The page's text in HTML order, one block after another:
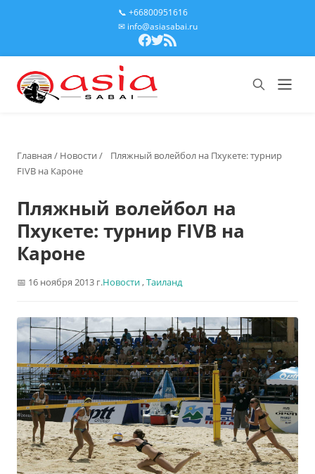
📞 +66800951616
✉ info@asiasabai.ru
Главная / Новости /
Пляжный волейбол на Пхукете: турнир
FIVB на Кароне
Пляжный волейбол на
Пхукете: турнир FIVB на
Кароне
16 ноября 2013 г.Новости,Таиланд